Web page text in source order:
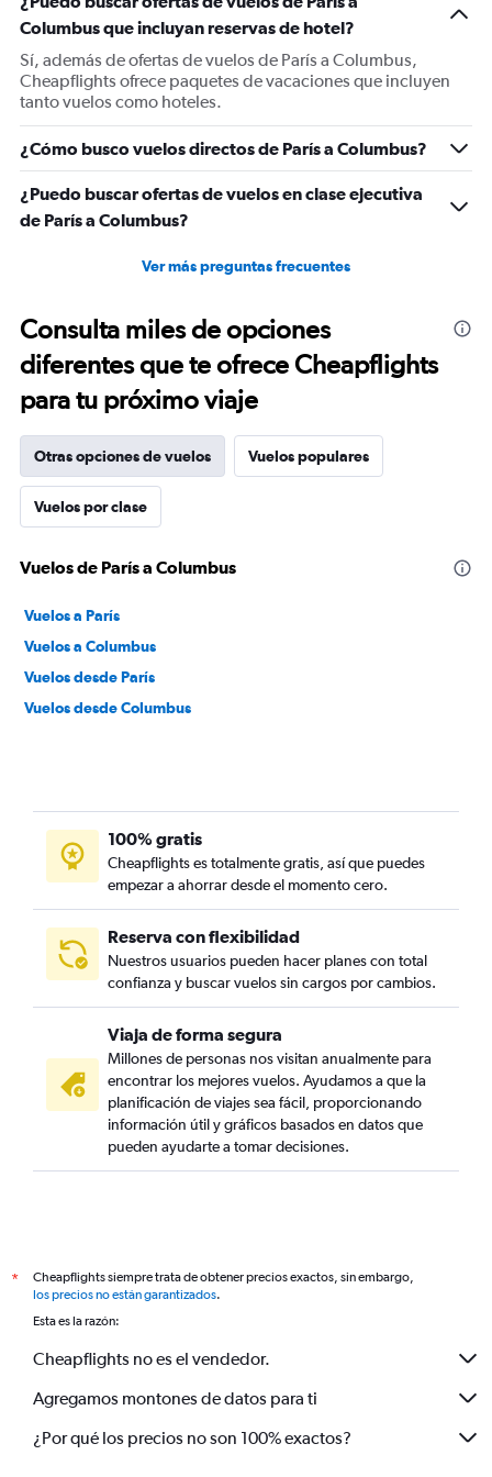
Y
axis
displaying
values.
Range:
0
1500.
Columbus que incluyan reservas de hotel?
Sí, además de ofertas de vuelos de París a Columbus,
Cheapflights ofrece paquetes de vacaciones que incluyen
tanto vuelos como hoteles.
¿Cómo busco vuelos directos de París a Columbus?
¿Puedo buscar ofertas de vuelos en clase ejecutiva
de París a Columbus?
Ver más preguntas frecuentes
Consulta miles de opciones
diferentes que te ofrece Cheapflights
para tu próximo viaje
Otras opciones de vuelos Vuelos populares
Vuelos por clase
Vuelos de París a Columbus
Vuelos a París
Vuelos a Columbus
Vuelos desde París
Vuelos desde Columbus
100% gratis
Cheapflights es totalmente gratis, así que puedes
empezar a ahorrar desde el momento cero.
Reserva con flexibilidad
Nuestros usuarios pueden hacer planes con total
confianza y buscar vuelos sin cargos por cambios.
Viaja de forma segura
Millones de personas nos visitan anualmente para
encontrar los mejores vuelos. Ayudamos a que la
planificación de viajes sea fácil, proporcionando
información útil y gráficos basados en datos que
pueden ayudarte a tomar decisiones.
*
Cheapflights siempre trata de obtener precios exactos, sin embargo,
los precios no están garantizados.
Esta es la razón:
Cheapflights no es el vendedor.
Agregamos montones de datos para ti
¿Por qué los precios no son 100% exactos?